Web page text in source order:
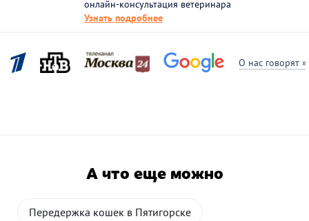
онлайн-консультация ветеринара
Узнать подробнее
О нас говорят »
А что еще можно
Передержка кошек в Пятигорске